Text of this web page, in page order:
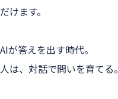
だけます。
AIが答えを出す時代。
人は、対話で問いを育てる。